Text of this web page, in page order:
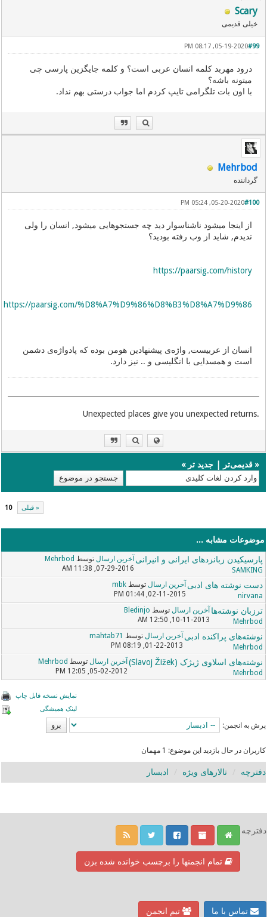
Scary
خیلی قدیمی
#99
05-19-2020, 08:17 PM
درود مهربد کلمه انسان عربی است؟ و کلمه جایگزین پارسی چی
میتونه باشه؟
با اون بات تلگرامی تایپ کردم اما جواب درستی بهم نداد.
Mehrbod
گرداننده
#100
05-20-2020, 05:24 PM
از اینجا میشود ناشناسوار دید چه جستجوهایی میشود, انسان را ولی
ندیدم, شاید از وب رفته بودید؟
https://paarsig.com/history
https://paarsig.com/%D8%A7%D9%86%D8%B3%D8%A7%D9%86
انسان از عربیست, واژه‌ی پیشنهادین هومن بوده که پادواژه‌ی دشمن
است و همسدایی با انگلیسی و .. نیز دارد.
.Unexpected places give you unexpected returns
«قدیمی‌تر |جدید تر »
« قبلی 10
موضوعات مشابه ...
پارسیکیدن زبانزدهای ایرانی و انیرانی
SAMKING
آخرین ارسال توسط Mehrbod
07-29-2016, 11:38 AM
دست نوشته های ادبی
nirvana
آخرین ارسال توسطmbk
02-11-2015, 01:44 PM
ترزبان نوشته‌ها
Mehrbod
آخرین ارسال توسط Bledinjo
10-11-2013, 12:50 AM
نوشته‌های پراکنده ادبی
Mehrbod
آخرین ارسال توسط mahtab71
01-22-2013, 08:19 PM
نوشته‌های اسلاوی ژیژک (Slavoj Žižek)
Mehrbod
آخرین ارسال توسط Mehrbod
05-02-2012, 12:05 PM
نمایش نسخه قابل چاپ
لینک همیشگی
پرش به انجمن:
کاربران در حال بازدید این موضوع: 1 مهمان
دفترچه تالارهای ویژه ادبسار
دفترچه
تمام انجمنها را برچسب خوانده شده بزن
تماس با ما تیم انجمن